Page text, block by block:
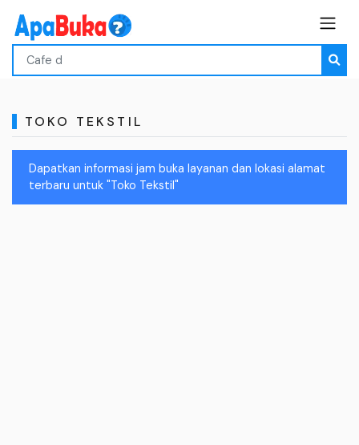
TOKO TEKSTIL
Dapatkan informasi jam buka layanan dan lokasi alamat
terbaru untuk "Toko Tekstil"